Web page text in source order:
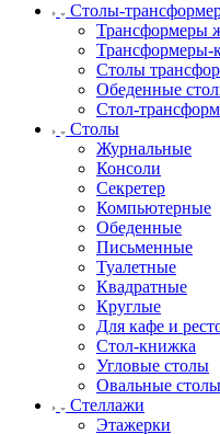
Столы-
Трансформеры
Трансформеры-
Столы
Обеденные
Стол-
Столы
Журнальные
Консоли
Секретер
Компьютерные
Обеденные
Письменные
Туалетные
Квадратные
Круглые
Для кафе и
Стол-книжка
Угловые столы
Овальные столы
Стеллажи
Этажерки